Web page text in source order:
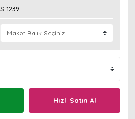
S-1239
Hızlı Satın Al